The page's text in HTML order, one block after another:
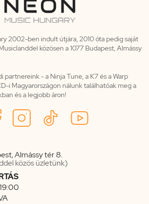
2002-ben indult útjára, 2010 óta pedig saját
közösen a 1077 Budapest, Almássy
- a Ninja Tune, a K7 és a Warp
i Magyarországon nálunk találhatóak meg a
és a legjobb áron!
Almássy tér 8.
közös üzletünk)